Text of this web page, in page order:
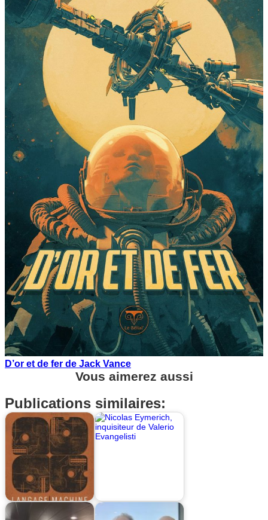
D’or et de fer de Jack Vance
Vous aimerez aussi
Publications similaires: